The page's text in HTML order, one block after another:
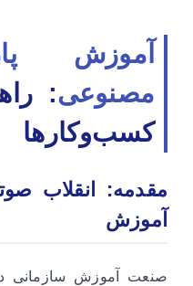
آموزش
مصنوعی:
کسب‌وکارها
مقدمه: انقلاب
آموزش
صنعت آموزش سازمانی